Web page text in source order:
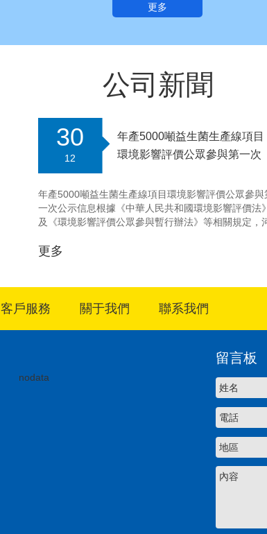
更多
公司新聞
30
12
年產5000噸益生菌生產線項目
環境影響評價公眾參與第一次
年產5000噸益生菌生產線項目環境影響評價公眾參與
一次公示信息根據《中華人民共和國環境影響評價法》
及《環境影響評價公眾參與暫行辦法》等相關規定，
更多
客戶服務 關于我們 聯系我們
nodata
留言板